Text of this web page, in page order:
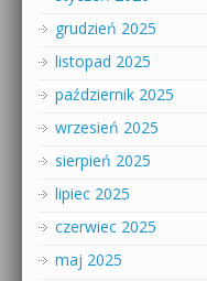
grudzień 2025
listopad 2025
październik 2025
wrzesień 2025
sierpień 2025
lipiec 2025
czerwiec 2025
maj 2025